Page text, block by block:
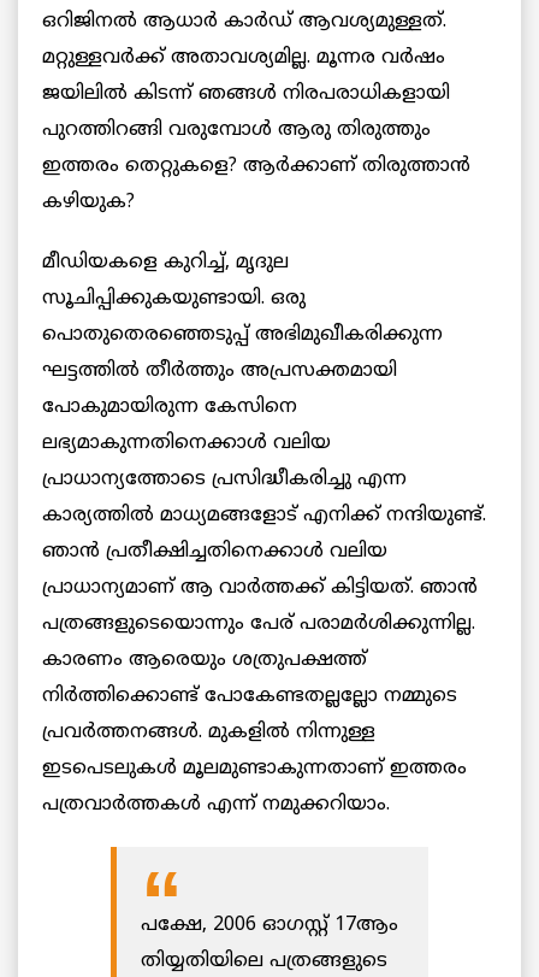
ഒറിജിനൽ ആധാർ കാർഡ് ആവശ്യമുള്ളത്.
മറ്റുള്ളവർക്ക് അതാവശ്യമില്ല. മൂന്നര വർഷം
ജയിലിൽ കിടന്ന് ഞങ്ങൾ നിരപരാധികളായി
പുറത്തിറങ്ങി വരുമ്പോൾ ആരു തിരുത്തും
ഇത്തരം തെറ്റുകളെ? ആർക്കാണ് തിരുത്താൻ
കഴിയുക?
മീഡിയകളെ കുറിച്ച്, മൃദുല
സൂചിപ്പിക്കുകയുണ്ടായി. ഒരു
പൊതുതെരഞ്ഞെടുപ്പ് അഭിമുഖീകരിക്കുന്ന
ഘട്ടത്തിൽ തീർത്തും അപ്രസക്തമായി
പോകുമായിരുന്ന കേസിനെ
ലഭ്യമാകുന്നതിനെക്കാൾ വലിയ
പ്രാധാന്യത്തോടെ പ്രസിദ്ധീകരിച്ചു എന്ന
കാര്യത്തിൽ മാധ്യമങ്ങളോട് എനിക്ക് നന്ദിയുണ്ട്.
ഞാൻ പ്രതീക്ഷിച്ചതിനെക്കാൾ വലിയ
പ്രാധാന്യമാണ് ആ വാർത്തക്ക് കിട്ടിയത്. ഞാൻ
പത്രങ്ങളുടെയൊന്നും പേര് പരാമർശിക്കുന്നില്ല.
കാരണം ആരെയും ശത്രുപക്ഷത്ത്
നിർത്തിക്കൊണ്ട് പോകേണ്ടതല്ലല്ലോ നമ്മുടെ
പ്രവർത്തനങ്ങൾ. മുകളിൽ നിന്നുള്ള
ഇടപെടലുകൾ മൂലമുണ്ടാകുന്നതാണ് ഇത്തരം
പത്രവാർത്തകൾ എന്ന് നമുക്കറിയാം.
പക്ഷേ, 2006 ഓഗസ്റ്റ് 17ആം
തിയ്യതിയിലെ പത്രങ്ങളുടെ